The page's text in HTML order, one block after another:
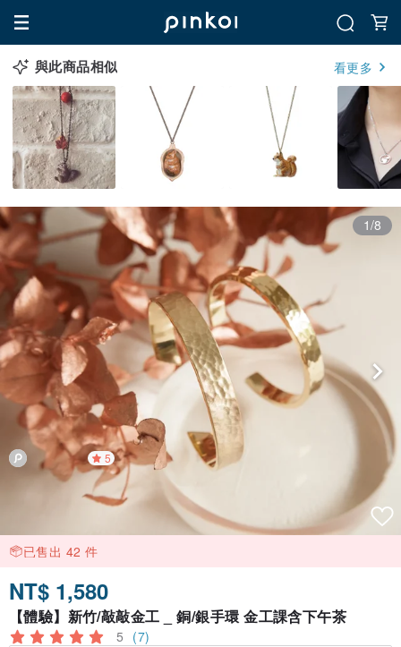
與此商品相似 看更多
1/8
5
已售出 42 件
NT$ 1,580
【體驗】新竹/敲敲金工 _ 銅/銀手環 金工課含下午茶
5 (7)